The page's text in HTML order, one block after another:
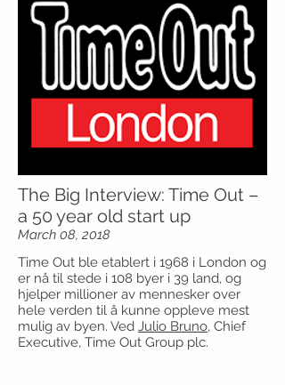
The Big Interview: Time Out –
a 50 year old start up
March 08, 2018
Time Out ble etablert i 1968 i London og
er nå til stede i 108 byer i 39 land, og
hjelper millioner av mennesker over
hele verden til å kunne oppleve mest
mulig av byen. Ved Julio Bruno, Chief
Executive, Time Out Group plc.